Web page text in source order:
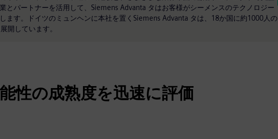
とパートナーを活用して、Siemens Advanta タはお客様がシーメンスのテクノロジー
ます。ドイツのミュンヘンに本社を置くSiemens Advanta タは、18か国に約1000人の
開しています。
性の成熟度を迅速に評価